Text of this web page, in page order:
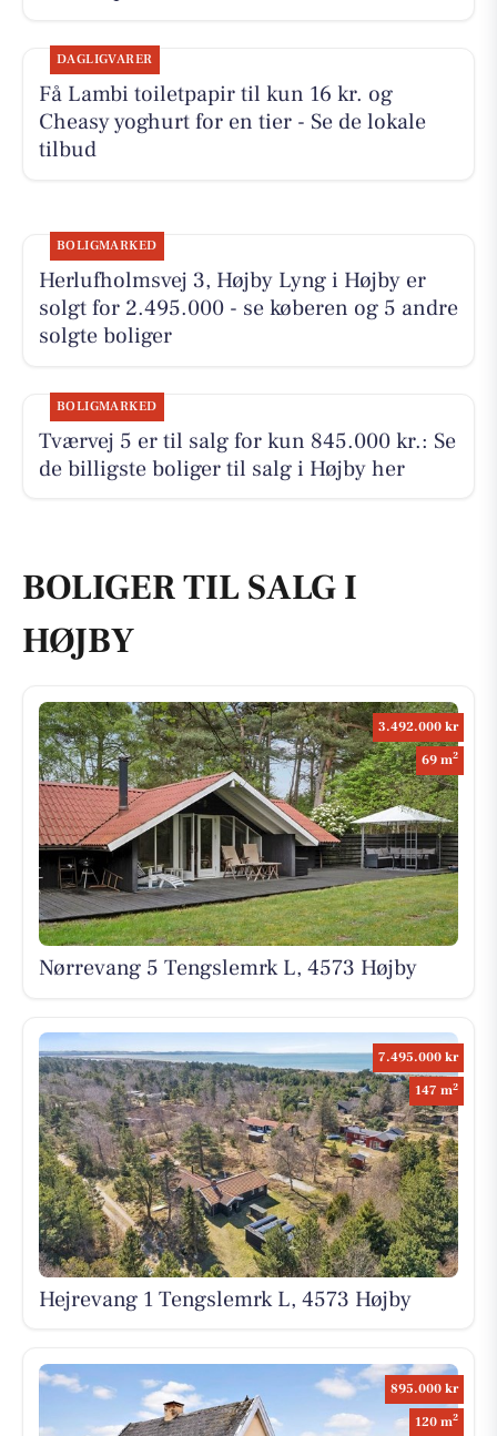
DAGLIGVARER
Få Lambi toiletpapir til kun 16 kr. og
Cheasy yoghurt for en tier - Se de lokale
tilbud
BOLIGMARKED
Herlufholmsvej 3, Højby Lyng i Højby er
solgt for 2.495.000 - se køberen og 5 andre
solgte boliger
BOLIGMARKED
Tværvej 5 er til salg for kun 845.000 kr.: Se
de billigste boliger til salg i Højby her
BOLIGER TIL SALG I
HØJBY
3.492.000 kr
69 m2
Nørrevang 5 Tengslemrk L, 4573 Højby
7.495.000 kr
147 m2
Hejrevang 1 Tengslemrk L, 4573 Højby
895.000 kr
120 m2